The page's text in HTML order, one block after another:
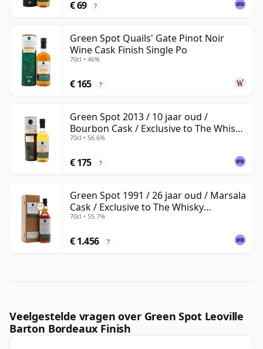
€ 69 ?
Green Spot Quails' Gate Pinot Noir
Wine Cask Finish Single Po
70cl • 46%
€ 165 ?
Green Spot 2013 / 10 jaar oud /
Bourbon Cask / Exclusive to The Whisky
Exchange
70cl • 56.6%
€ 175 ?
Green Spot 1991 / 26 jaar oud / Marsala
Cask / Exclusive to The Whisky
Exchange
70cl • 55.7%
€ 1.456 ?
Veelgestelde vragen over Green Spot Leoville
Barton Bordeaux Finish